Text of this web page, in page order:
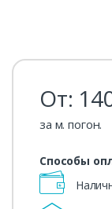
От:
за м. погон.
Способы